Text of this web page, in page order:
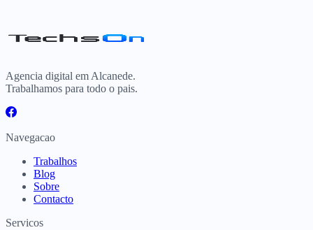
Agencia digital em Alcanede.
Trabalhamos para todo o pais.
Navegacao
Trabalhos
Blog
Sobre
Contacto
Servicos